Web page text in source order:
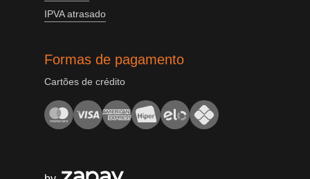
IPVA atrasado
Formas de pagamento
Cartões de crédito